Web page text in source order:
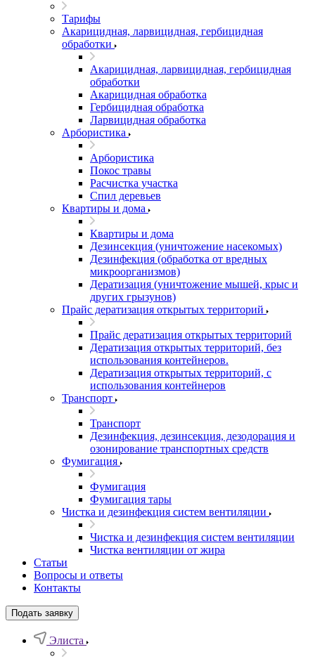
Тарифы
Акарицидная, ларвицидная, гербицидная
обработки
Акарицидная, ларвицидная, гербицидная
обработки
Акарицидная обработка
Гербицидная обработка
Ларвицидная обработка
Арбористика
Арбористика
Покос травы
Расчистка участка
Спил деревьев
Квартиры и дома
Квартиры и дома
Дезинсекция (уничтожение насекомых)
Дезинфекция (обработка от вредных
микроорганизмов)
Дератизация (уничтожение мышей, крыс и
других грызунов)
Прайс дератизация открытых территорий
Прайс дератизация открытых территорий
Дератизация открытых территорий, без
использования контейнеров.
Дератизация открытых территорий, с
использования контейнеров
Транспорт
Транспорт
Дезинфекция, дезинсекция, дезодорация и
озонирование транспортных средств
Фумигация
Фумигация
Фумигация тары
Чистка и дезинфекция систем вентиляции
Чистка и дезинфекция систем вентиляции
Чистка вентиляции от жира
Статьи
Вопросы и ответы
Контакты
Подать заявку
Элиста